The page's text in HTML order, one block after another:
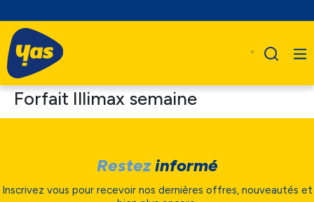
Forfait Illimax semaine
Restezinformé
Inscrivez vous pour recevoir nos dernières offres, nouveautés et